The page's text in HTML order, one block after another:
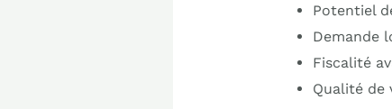
Potentiel
Demande
Fiscalité
Qualité de